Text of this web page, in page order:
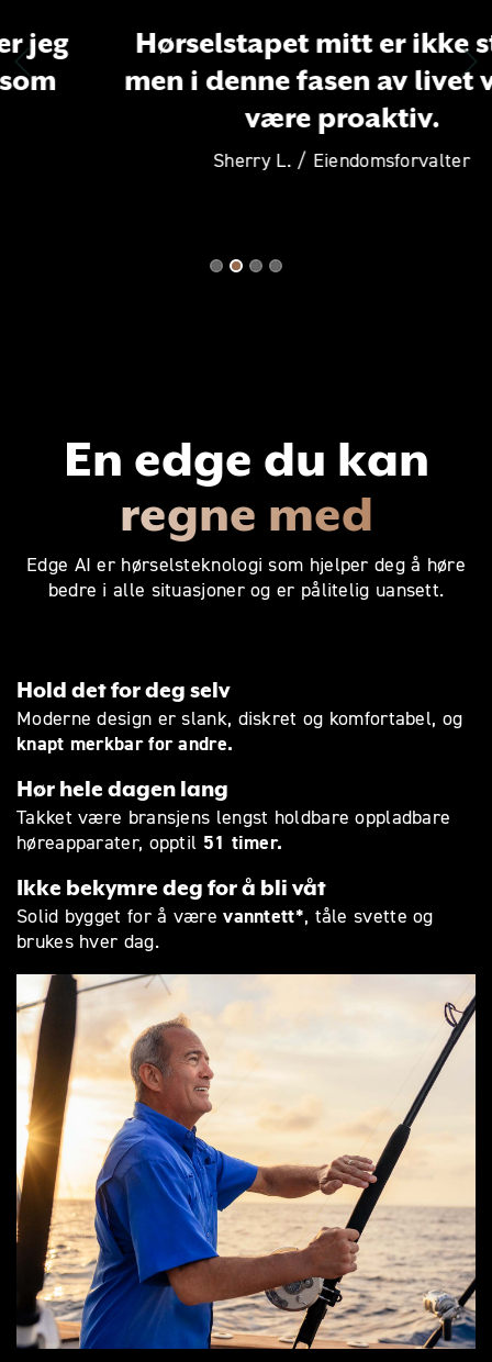
Hørselstapet mitt er ikke stort,
men i denne fasen av livet vil jeg
være proaktiv.
Sherry L. / Eiendomsforvalter
Previous
En edge du kan
regne med
Edge AI er hørselsteknologi som hjelper deg å høre
bedre i alle situasjoner og er pålitelig uansett.
Hold det for deg selv
Moderne design er slank, diskret og komfortabel, og
knapt merkbar for andre.
Hør hele dagen lang
Takket være bransjens lengst holdbare oppladbare
høreapparater, opptil 51 timer.
Ikke bekymre deg for å bli våt
Solid bygget for å værevanntett*, tåle svette og
brukes hver dag.